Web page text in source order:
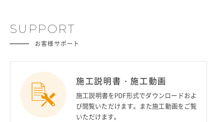
SUPPORT
お客様サポート
施工説明書・施工動画
施工説明書をPDF形式でダウンロードおよ
び閲覧いただけます。また施工動画をご覧
いただけます。